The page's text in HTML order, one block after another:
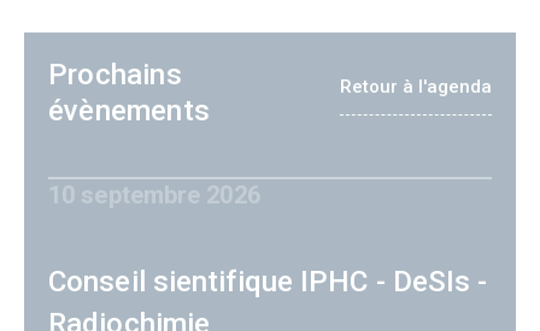
Prochains
évènements
Retour à l'agenda
10 septembre 2026
Conseil sientifique IPHC - DeSIs -
Radiochimie